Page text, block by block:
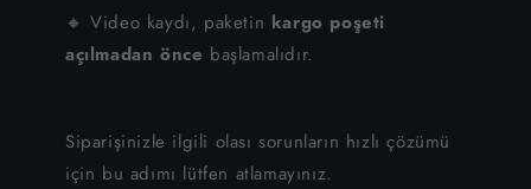
🔸 Video kaydı, paketin kargo poşeti
açılmadan önce başlamalıdır.
Siparişinizle ilgili olası sorunların hızlı çözümü
için bu adımı lütfen atlamayınız.